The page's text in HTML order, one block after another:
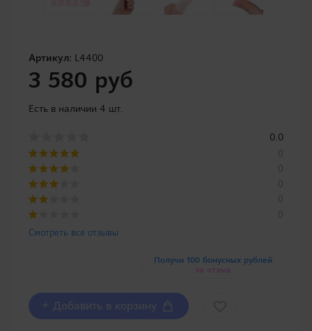
Артикул: L4400
3 580 руб
Есть в наличии 4 шт.
0.0
0
0
0
0
0
Смотреть все отзывы
Получи 100 бонусных рублей
за отзыв
+ Добавить в корзину